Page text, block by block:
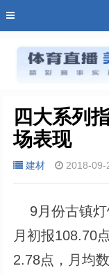
四大系列
场表现
建材 2018-09-
9月份古镇灯
月初报108.70
2.78点，月均